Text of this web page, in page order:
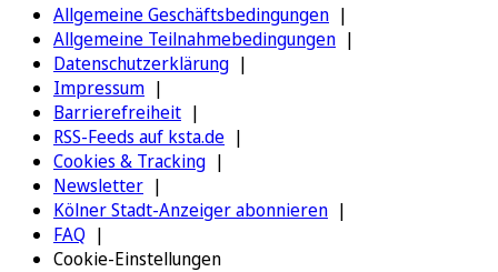
Allgemeine Geschäftsbedingungen
Allgemeine Teilnahmebedingungen
Datenschutzerklärung
Impressum
Barrierefreiheit
RSS-Feeds auf ksta.de
Cookies & Tracking
Newsletter
Kölner Stadt-Anzeiger abonnieren
FAQ
Cookie-Einstellungen